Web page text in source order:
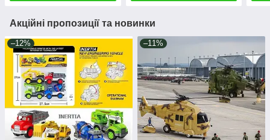
Акційні пропозиції та новинки
–12% –11%